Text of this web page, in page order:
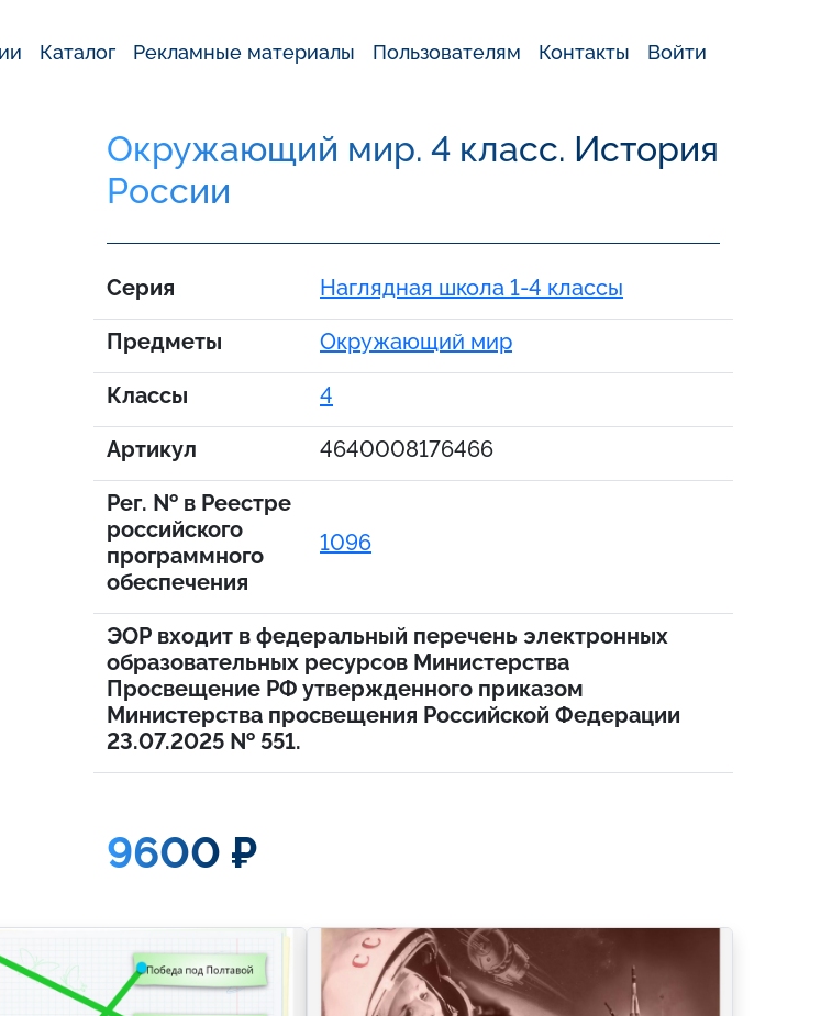
Каталог Рекламные материалы Пользователям Контакты Войти
Окружающий мир. 4 класс. История
России
Серия Наглядная школа 1-4 классы
Предметы Окружающий мир
Классы 4
Артикул 4640008176466
Рег. № в Реестре
российского
программного
обеспечения
1096
ЭОР входит в федеральный перечень электронных
образовательных ресурсов Министерства
Просвещение РФ утвержденного приказом
Министерства просвещения Российской Федерации
23.07.2025 № 551.
9600 ₽